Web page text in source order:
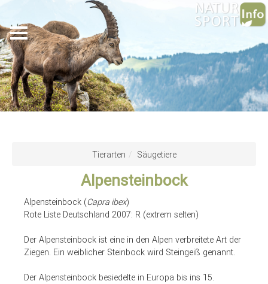
Tierarten Säugetiere
Alpensteinbock
Alpensteinbock (Capra ibex)
Rote Liste Deutschland 2007: R (extrem selten)
Der Alpensteinbock ist eine in den Alpen verbreitete Art der
Ziegen. Ein weiblicher Steinbock wird Steingeiß genannt.
Der Alpensteinbock besiedelte in Europa bis ins 15.